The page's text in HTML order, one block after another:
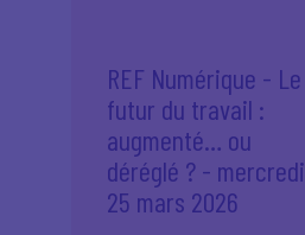
REF Numérique - Le
futur du travail :
augmenté… ou
déréglé ? - mercredi
25 mars 2026